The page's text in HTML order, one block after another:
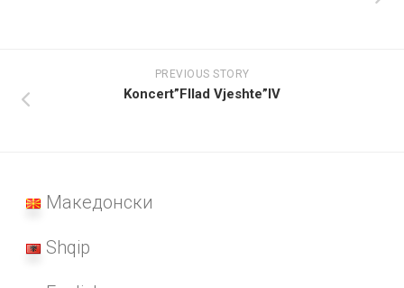
PREVIOUS STORY
Koncert”Fllad Vjeshte”IV
Македонски
Shqip